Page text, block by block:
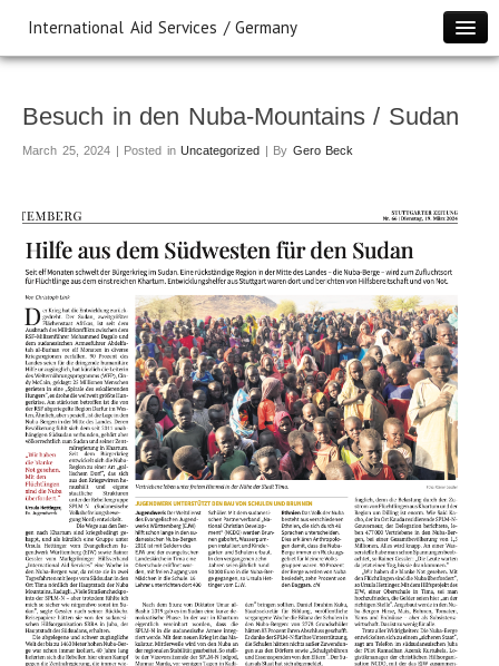
International Aid Services / Germany
Was wir tun
Aufforstungsprojekt in Tansania
Unternehmens-Partnerschaften
IAS International
Förderer
Jahresberichte, Spenden, Kontakt & Impressum
Datenschutzerklärung
Besuch in den Nuba-Mountains / Sudan
March 25, 2024 | Posted in Uncategorized | By Gero Beck